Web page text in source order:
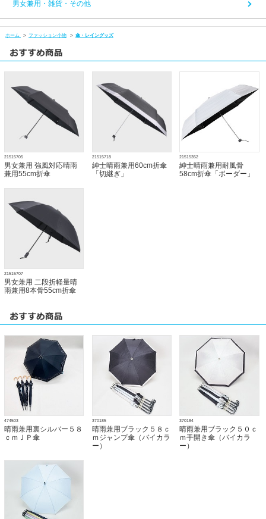
男女兼用・雑貨・その他
ホーム > ファッション小物 > 傘・レイングッズ
21515705
男女兼用 強風対応晴雨
兼用55cm折傘
21515718
紳士晴雨兼用60cm折傘
「切継ぎ」
21515352
紳士晴雨兼用耐風骨
58cm折傘「ボーダー」
21515707
男女兼用 二段折軽量晴
雨兼用8本骨55cm折傘
474503
晴雨兼用裏シルバー５８
ｃｍＪＰ傘
370185
晴雨兼用ブラック５８ｃ
ｍジャンプ傘（バイカラ
ー）
370184
晴雨兼用ブラック５０ｃ
ｍ手開き傘（バイカラ
ー）